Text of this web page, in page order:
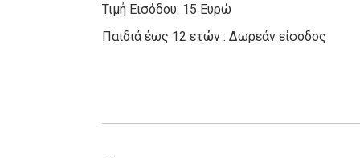
Τιμή Εισόδου: 15 Ευρώ
Παιδιά έως 12 ετών : Δωρεάν είσοδος